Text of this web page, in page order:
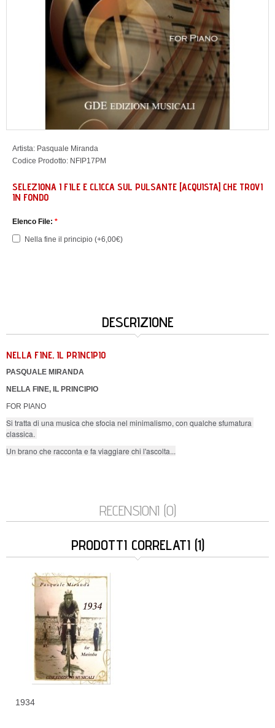
Artista: Pasquale Miranda
Codice Prodotto: NFIP17PM
SELEZIONA I FILE E CLICCA SUL PULSANTE [ACQUISTA] CHE TROVI
IN FONDO
Elenco File: *
Nella fine il principio (+6,00€)
DESCRIZIONE
NELLA FINE, IL PRINCIPIO
PASQUALE MIRANDA
NELLA FINE, IL PRINCIPIO
FOR PIANO
Si tratta di una musica che sfocia nel minimalismo, con qualche sfumatura
classica.
Un brano che racconta e fa viaggiare chi l'ascolta...
RECENSIONI (0)
PRODOTTI CORRELATI (1)
1934